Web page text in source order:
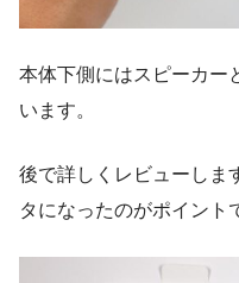
本体下側にはスピーカー
います。
後で詳しくレビューしま
タになったのがポイント